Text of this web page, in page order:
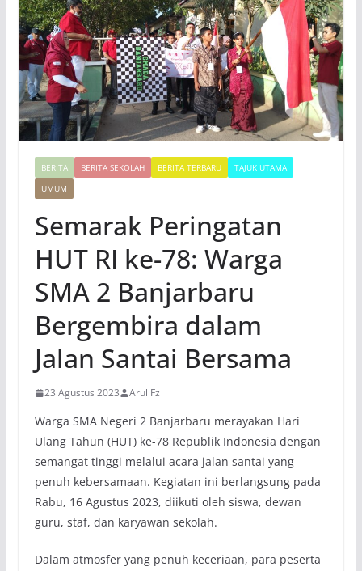
BERITA BERITA SEKOLAH BERITA TERBARU
TAJUK UTAMA
UMUM
Semarak Peringatan
HUT RI ke-78: Warga
SMA 2 Banjarbaru
Bergembira dalam
Jalan Santai Bersama
23 Agustus 2023 Arul Fz
Warga SMA Negeri 2 Banjarbaru merayakan Hari
Ulang Tahun (HUT) ke-78 Republik Indonesia dengan
semangat tinggi melalui acara jalan santai yang
penuh kebersamaan. Kegiatan ini berlangsung pada
Rabu, 16 Agustus 2023, diikuti oleh siswa, dewan
guru, staf, dan karyawan sekolah.
Dalam atmosfer yang penuh keceriaan, para peserta